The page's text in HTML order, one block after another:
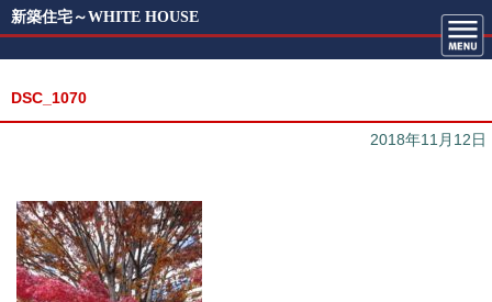
新築住宅～WHITE HOUSE
DSC_1070
2018年11月12日